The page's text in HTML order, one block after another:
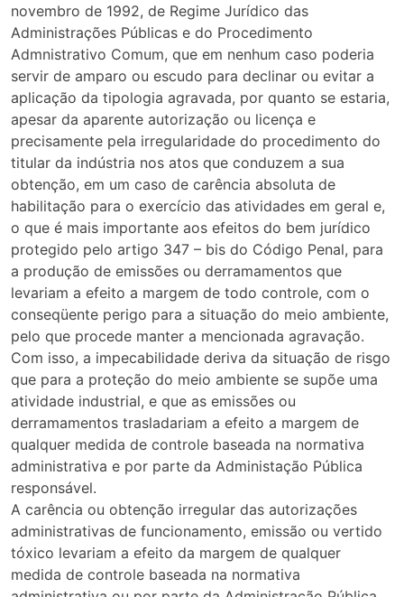
novembro de 1992, de Regime Jurídico das
Administrações Públicas e do Procedimento
Admnistrativo Comum, que em nenhum caso poderia
servir de amparo ou escudo para declinar ou evitar a
aplicação da tipologia agravada, por quanto se estaria,
apesar da aparente autorização ou licença e
precisamente pela irregularidade do procedimento do
titular da indústria nos atos que conduzem a sua
obtenção, em um caso de carência absoluta de
habilitação para o exercício das atividades em geral e,
o que é mais importante aos efeitos do bem jurídico
protegido pelo artigo 347 – bis do Código Penal, para
a produção de emissões ou derramamentos que
levariam a efeito a margem de todo controle, com o
conseqüente perigo para a situação do meio ambiente,
pelo que procede manter a mencionada agravação.
Com isso, a impecabilidade deriva da situação de risgo
que para a proteção do meio ambiente se supõe uma
atividade industrial, e que as emissões ou
derramamentos trasladariam a efeito a margem de
qualquer medida de controle baseada na normativa
administrativa e por parte da Administação Pública
responsável.
A carência ou obtenção irregular das autorizações
administrativas de funcionamento, emissão ou vertido
tóxico levariam a efeito da margem de qualquer
medida de controle baseada na normativa